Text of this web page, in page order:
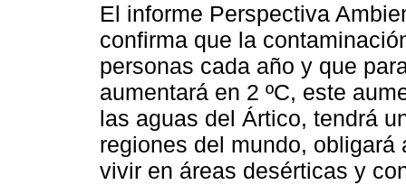
El informe Perspectiva
confirma que la
personas cada año y que
aumentará en 2 ºC, este
las aguas del Ártico, tendrá
regiones del mundo,
vivir en áreas desérticas y